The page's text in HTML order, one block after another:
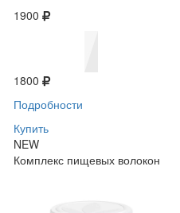
1900
1800
Подробности
Купить
NEW
Комплекс пищевых волокон